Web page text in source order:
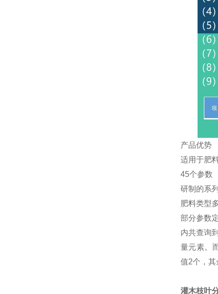
产品优势
适用于肥
45个参数
研制的系
肥料类型
部分参数
内共查询
量元素。
值2个，
灌木枝叶